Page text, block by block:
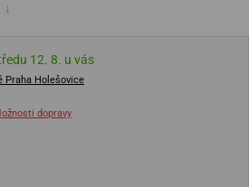
↓
12. 8. u vás
Praha Holešovice
dopravy